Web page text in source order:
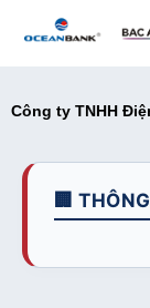
Công ty TNHH
🏢